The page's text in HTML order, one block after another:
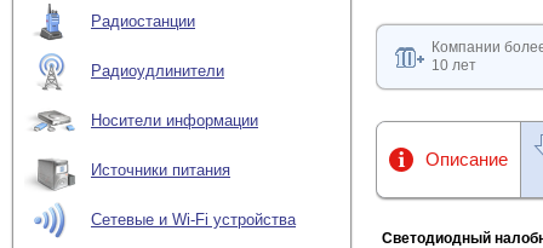
Радиостанции
Радиоудлинители
Носители информации
Источники питания
Сетевые и Wi-Fi устройства
Компании
10 лет
Описание
Светодиодный